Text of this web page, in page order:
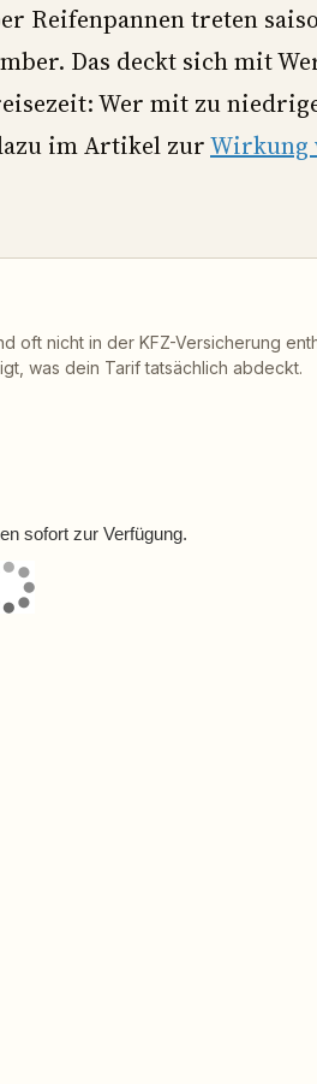
Reifenpannen treten
Das deckt sich mit
Wer mit zu
im Artikel zurWirkung
oft nicht in der KFZ-Versicherung
was dein Tarif tatsächlich abdeckt.